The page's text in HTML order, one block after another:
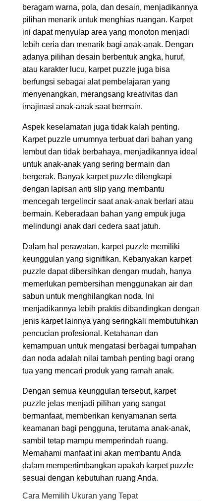
beragam warna, pola, dan desain, menjadikannya
pilihan menarik untuk menghias ruangan. Karpet
ini dapat menyulap area yang monoton menjadi
lebih ceria dan menarik bagi anak-anak. Dengan
adanya pilihan desain berbentuk angka, huruf,
atau karakter lucu, karpet puzzle juga bisa
berfungsi sebagai alat pembelajaran yang
menyenangkan, merangsang kreativitas dan
imajinasi anak-anak saat bermain.
Aspek keselamatan juga tidak kalah penting.
Karpet puzzle umumnya terbuat dari bahan yang
lembut dan tidak berbahaya, menjadikannya ideal
untuk anak-anak yang sering bermain dan
bergerak. Banyak karpet puzzle dilengkapi
dengan lapisan anti slip yang membantu
mencegah tergelincir saat anak-anak berlari atau
bermain. Keberadaan bahan yang empuk juga
melindungi anak dari cedera saat jatuh.
Dalam hal perawatan, karpet puzzle memiliki
keunggulan yang signifikan. Kebanyakan karpet
puzzle dapat dibersihkan dengan mudah, hanya
memerlukan pembersihan menggunakan air dan
sabun untuk menghilangkan noda. Ini
menjadikannya lebih praktis dibandingkan dengan
jenis karpet lainnya yang seringkali membutuhkan
pencucian profesional. Ketahanan dan
kemampuan untuk mengatasi berbagai tumpahan
dan noda adalah nilai tambah penting bagi orang
tua yang mencari produk yang ramah anak.
Dengan semua keunggulan tersebut, karpet
puzzle jelas menjadi pilihan yang sangat
bermanfaat, memberikan kenyamanan serta
keamanan bagi pengguna, terutama anak-anak,
sambil tetap mampu memperindah ruang.
Memahami manfaat ini akan membantu Anda
dalam mempertimbangkan apakah karpet puzzle
sesuai dengan kebutuhan ruang Anda.
Cara Memilih Ukuran yang Tepat